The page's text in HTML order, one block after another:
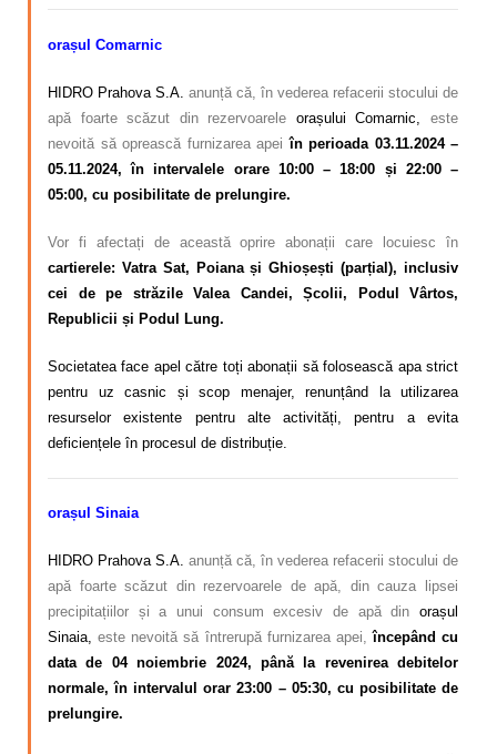
orașul Comarnic
HIDRO Prahova S.A. anunță că, în vederea refacerii stocului de
apă foarte scăzut din rezervoarele orașului Comarnic,
este
nevoită să oprească furnizarea apeiîn perioada 03.11.2024 –
05.11.2024, în intervalele orare 10:00 – 18:00 și 22:00 –
05:00, cu posibilitate de prelungire.
Vor fi afectați de această oprire abonații care locuiesc în
cartierele: Vatra Sat, Poiana și Ghioșești (parțial), inclusiv
cei de pe străzile Valea Candei, Școlii, Podul Vârtos,
Republicii și Podul Lung.
Societatea face apel către toți abonații să folosească apa strict
pentru uz casnic și scop menajer, renunțând la utilizarea
resurselor existente pentru alte activități, pentru a evita
deficiențele în procesul de distribuție.
orașul Sinaia
HIDRO Prahova S.A. anunță că, în vederea refacerii stocului de
apă foarte scăzut din rezervoarele de apă, din cauza lipsei
precipitațiilor și a unui consum excesiv de apă din orașul
Sinaia, este nevoită să întrerupă furnizarea apei,începând cu
data de 04 noiembrie 2024, până la revenirea debitelor
normale, în intervalul orar 23:00 – 05:30, cu posibilitate de
prelungire.